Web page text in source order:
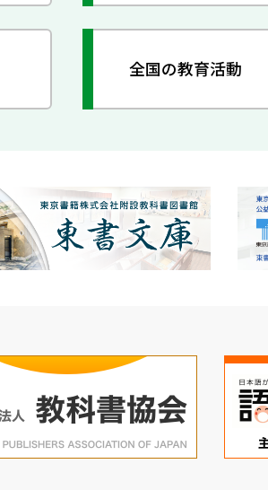
全国の教育活動